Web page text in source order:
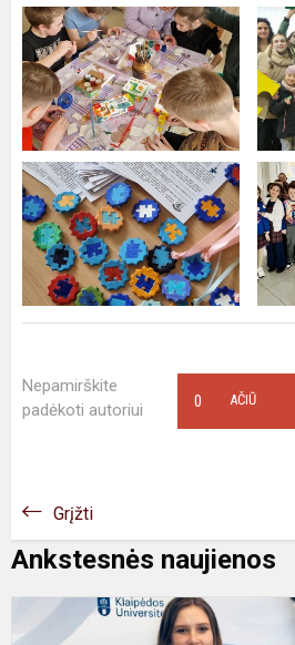
Nepamirškite
padėkoti autoriui
AČIŪ
0
Grįžti
Ankstesnės naujienos